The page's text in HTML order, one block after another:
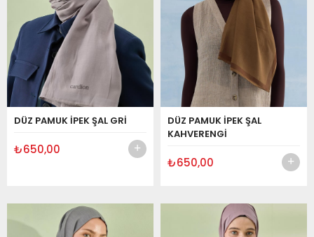
DÜZ PAMUK İPEK ŞAL GRİ
₺650,00
DÜZ PAMUK İPEK ŞAL
KAHVERENGİ
₺650,00